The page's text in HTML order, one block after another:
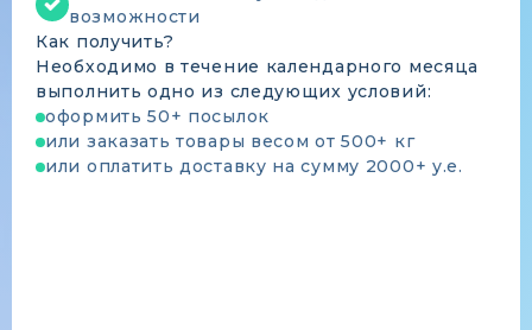
возможности
Как получить?
Необходимо в течение календарного месяца
выполнить одно из следующих условий:
оформить 50+ посылок
или заказать товары весом от 500+ кг
или оплатить доставку на сумму 2000+ у.е.